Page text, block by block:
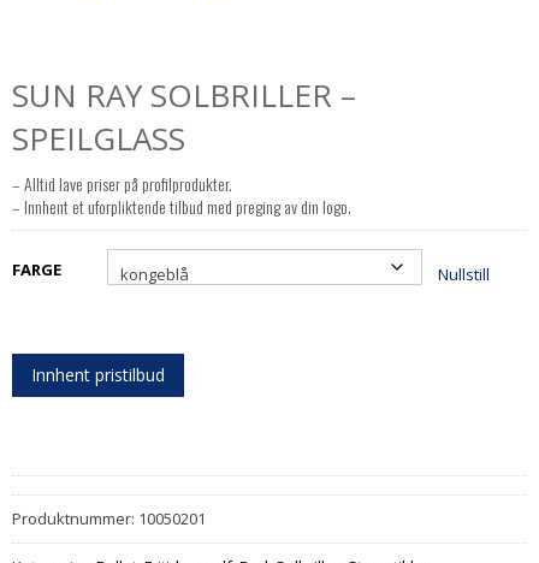
SUN RAY SOLBRILLER –
SPEILGLASS
– Alltid lave priser på profilprodukter.
– Innhent et uforpliktende tilbud med preging av din logo.
FARGE Nullstill
Innhent pristilbud
Produktnummer: 10050201